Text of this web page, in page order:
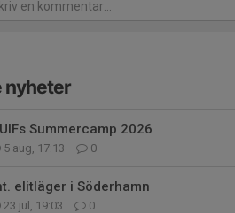
nyheter
Summercamp 2026
5 aug, 17:13 0
elitläger i Söderhamn
23 jul, 19:03 0